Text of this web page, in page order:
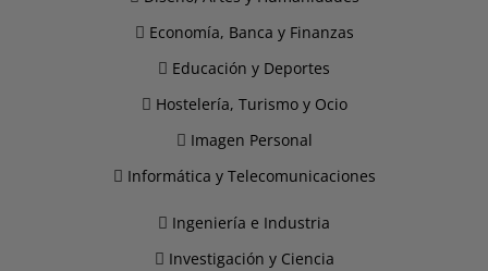
Economía, Banca y Finanzas
Educación y Deportes
Hostelería, Turismo y Ocio
Imagen Personal
Informática y Telecomunicaciones
Ingeniería e Industria
Investigación y Ciencia